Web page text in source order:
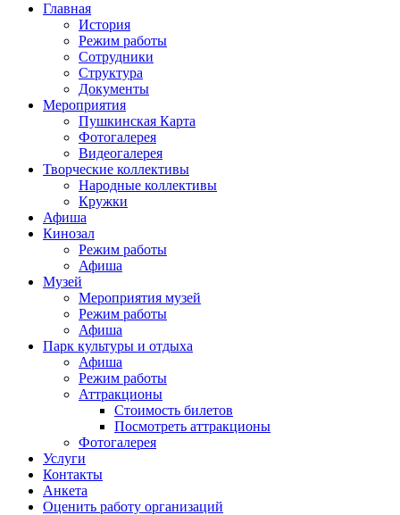
Главная
История
Режим работы
Сотрудники
Структура
Документы
Мероприятия
Пушкинская Карта
Фотогалерея
Видеогалерея
Творческие коллективы
Народные коллективы
Кружки
Афиша
Кинозал
Режим работы
Афиша
Музей
Мероприятия музей
Режим работы
Афиша
Парк культуры и отдыха
Афиша
Режим работы
Аттракционы
Стоимость билетов
Посмотреть аттракционы
Фотогалерея
Услуги
Контакты
Анкета
Оценить работу организаций